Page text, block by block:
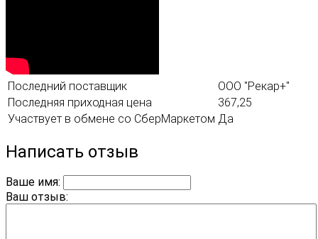
Последний поставщик
ООО "Рекар+"
Последняя приходная цена
367,25
Участвует в обмене со СберМаркетом Да
Написать отзыв
Ваше имя:
Ваш отзыв: